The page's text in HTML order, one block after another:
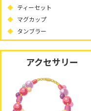
ティーセット
マグカップ
タンブラー
アクセサリー